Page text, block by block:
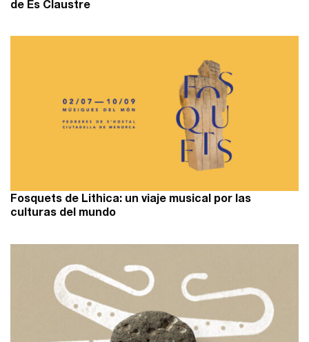
de Es Claustre
Fosquets de Lithica: un viaje musical por las
culturas del mundo